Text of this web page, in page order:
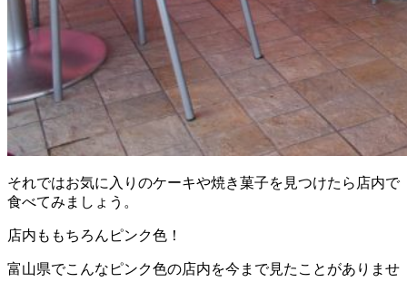
それではお気に入りのケーキや焼き菓子を見つけたら店内で
食べてみましょう。
店内ももちろんピンク色！
富山県でこんなピンク色の店内を今まで見たことがありませ